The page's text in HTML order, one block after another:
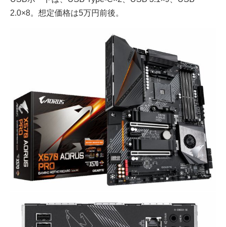
2.0×8。想定価格は5万円前後。